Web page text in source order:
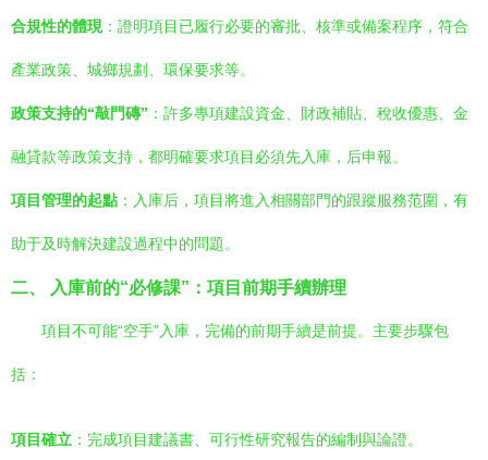
合規性的體現：證明項目已履行必要的審批、核準或備案程序，符合
產業政策、城鄉規劃、環保要求等。
政策支持的“敲門磚” ：許多專項建設資金、財政補貼、稅收優惠、金
融貸款等政策支持，都明確要求項目必須先入庫，后申報。
項目管理的起點 ：入庫后，項目將進入相關部門的跟蹤服務范圍，有
助于及時解決建設過程中的問題。
二、 入庫前的“必修課”：項目前期手續辦理
項目不可能“空手”入庫，完備的前期手續是前提。主要步驟包
括：
項目確立 ：完成項目建議書、可行性研究報告的編制與論證。